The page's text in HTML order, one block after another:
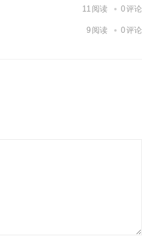
11 阅读 0评论
9 阅读 0评论